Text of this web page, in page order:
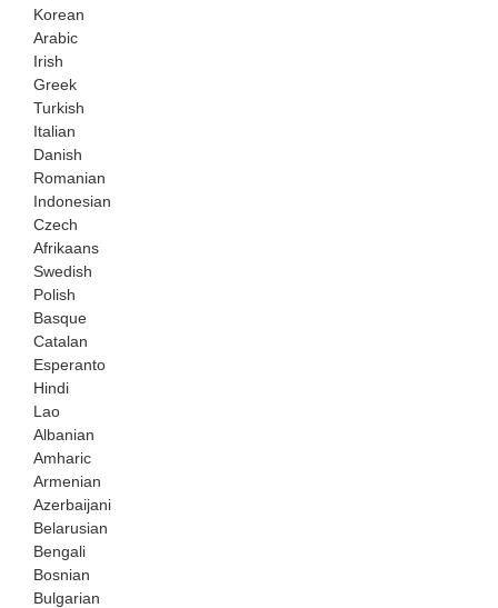
Korean
Arabic
Irish
Greek
Turkish
Italian
Danish
Romanian
Indonesian
Czech
Afrikaans
Swedish
Polish
Basque
Catalan
Esperanto
Hindi
Lao
Albanian
Amharic
Armenian
Azerbaijani
Belarusian
Bengali
Bosnian
Bulgarian